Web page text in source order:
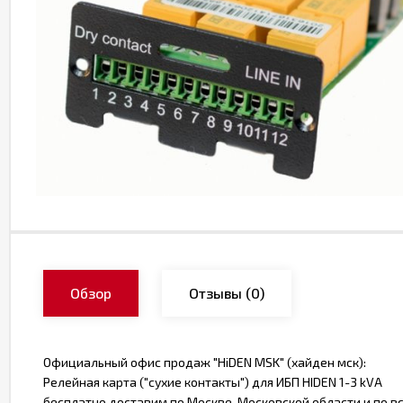
Обзор Отзывы (0)
Официальный офис продаж "HiDEN MSK" (хайден мск):
Релейная карта ("сухие контакты") для ИБП HIDEN 1-3 kVA